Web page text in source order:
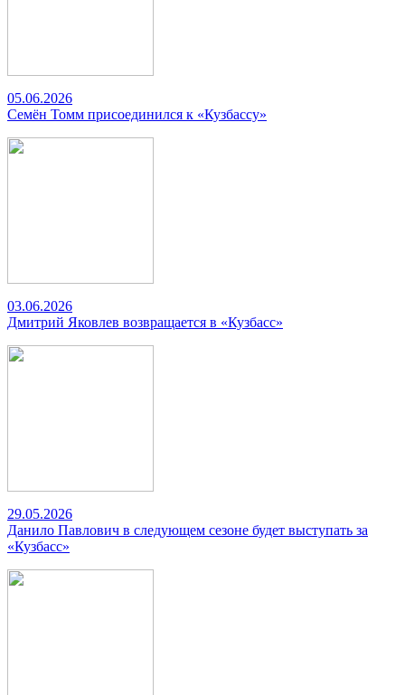
05.06.2026
Семён Томм присоединился к «Кузбассу»
03.06.2026
Дмитрий Яковлев возвращается в «Кузбасс»
29.05.2026
Данило Павлович в следующем сезоне будет выступать за
«Кузбасс»